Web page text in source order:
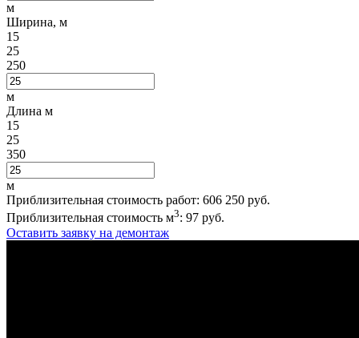
м
Ширина, м
15
25
250
м
Длина м
15
25
350
м
Приблизительная стоимость работ: 606 250 руб.
Приблизительная стоимость м3: 97 руб.
Оставить заявку на демонтаж